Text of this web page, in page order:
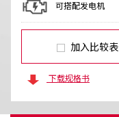
可搭配发电机
加入比较表
下载规格书